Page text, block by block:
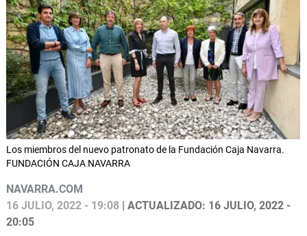
Los miembros del nuevo patronato de la Fundación Caja Navarra.
FUNDACIÓN CAJA NAVARRA
NAVARRA.COM
16 JULIO, 2022 - 19:08 | ACTUALIZADO: 16 JULIO, 2022 -
20:05